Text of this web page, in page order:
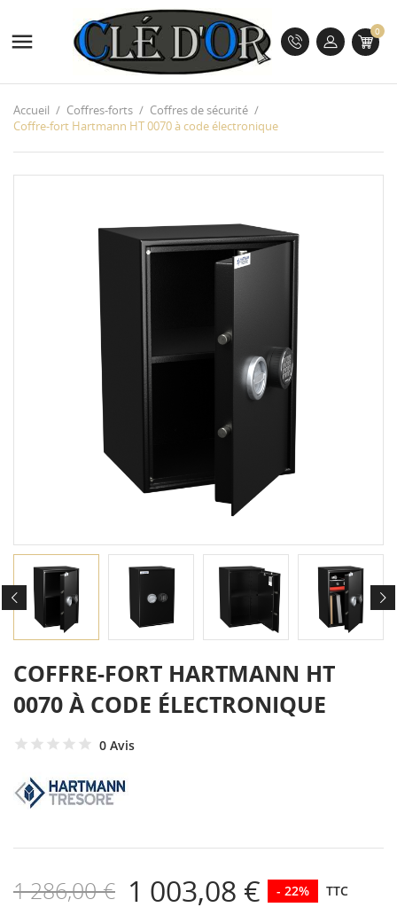
 0
Accueil Coffres-forts
Coffres de sécurité
Coffre-fort Hartmann HT 0070 à code électronique
COFFRE-FORT HARTMANN HT
0070 À CODE ÉLECTRONIQUE
0 Avis
1 286,00 € 1 003,08 € - 22% TTC